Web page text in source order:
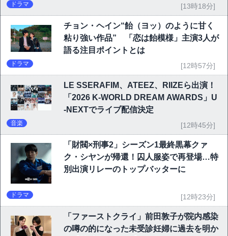
ドラマ [13時18分]
チョン・ヘイン“飴（ヨッ）のように甘く
粘り強い作品” 「恋は飴模様」主演3人が
語る注目ポイントとは
ドラマ [12時57分]
LE SSERAFIM、ATEEZ、RIIZEら出演！
「2026 K-WORLD DREAM AWARDS」U
-NEXTでライブ配信決定
音楽 [12時45分]
「財閥×刑事2」シーズン1最終黒幕クァ
ク・シヤンが帰還！囚人服姿で再登場…特
別出演リレーのトップバッターに
ドラマ [12時23分]
「ファーストクライ」前田敦子が院内感染
の噂の的になった未受診妊婦に過去を明か